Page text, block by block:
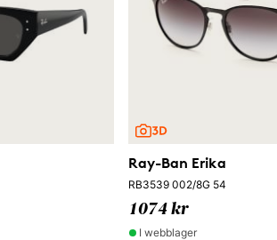
Ray-Ban Erika
RB3539 002/8G 54
1074 kr
I webblager